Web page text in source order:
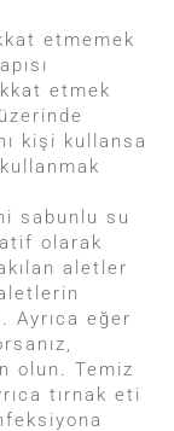
etmemek
etmek
kişi kullansa
sabunlu su
olarak
aletler
Ayrıca eğer
olun. Temiz
tırnak eti